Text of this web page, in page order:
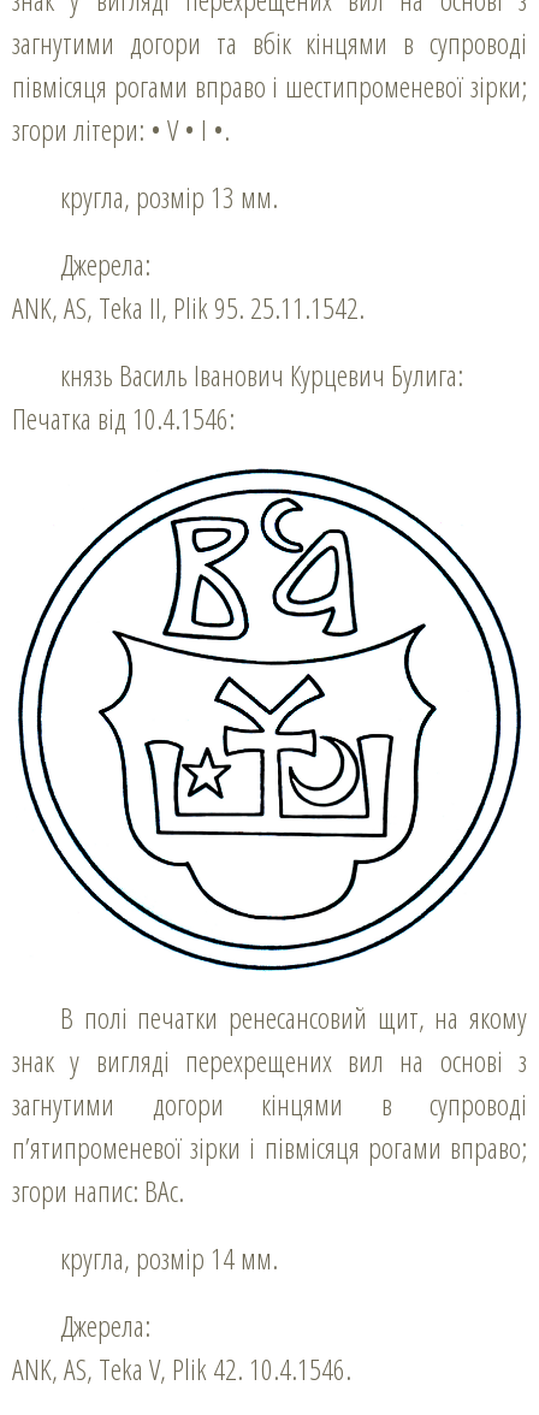
загнутими догори та вбік кінцями в супроводі
півмісяця рогами вправо і шестипроменевої зірки;
згори літери: • V • I •.
кругла, розмір 13 мм.
Джерела:
ANK, AS, Teka ІІ, Plik 95. 25.11.1542.
князь Василь Іванович Курцевич Булига:
Печатка від 10.4.1546:
В полі печатки ренесансовий щит, на якому
знак у вигляді перехрещених вил на основі з
загнутими догори кінцями в супроводі
п’ятипроменевої зірки і півмісяця рогами вправо;
згори напис: ВАс.
кругла, розмір 14 мм.
Джерела:
ANK, AS, Teka V, Plik 42. 10.4.1546.